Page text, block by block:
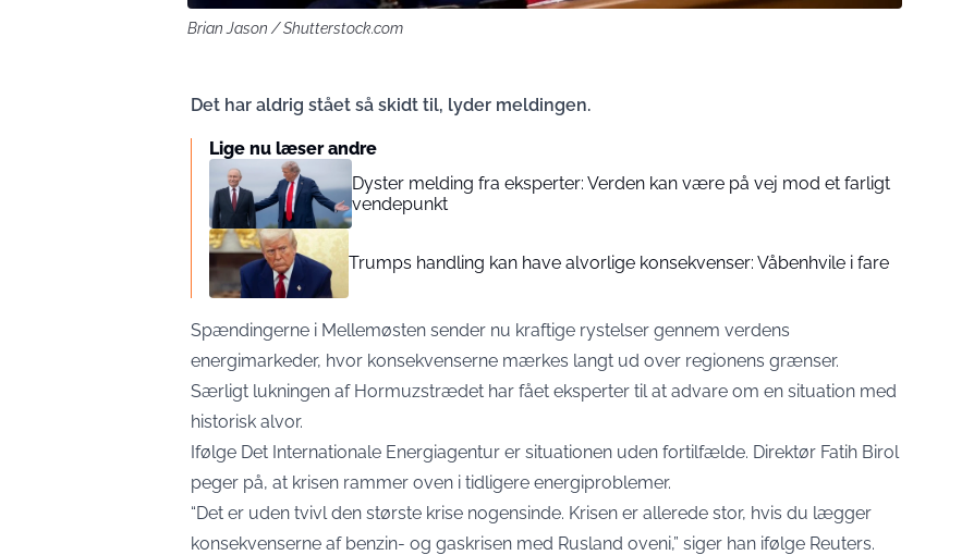
Brian Jason / Shutterstock.com
Det har aldrig stået så skidt til, lyder meldingen.
Lige nu læser andre
Dyster melding fra eksperter: Verden kan være på vej mod et farligt
vendepunkt
Trumps handling kan have alvorlige konsekvenser: Våbenhvile i fare
Spændingerne i Mellemøsten sender nu kraftige rystelser gennem verdens
energimarkeder, hvor konsekvenserne mærkes langt ud over regionens grænser.
Særligt lukningen af Hormuzstrædet har fået eksperter til at advare om en situation med
historisk alvor.
Ifølge Det Internationale Energiagentur er situationen uden fortilfælde. Direktør Fatih Birol
peger på, at krisen rammer oven i tidligere energiproblemer.
“Det er uden tvivl den største krise nogensinde. Krisen er allerede stor, hvis du lægger
konsekvenserne af benzin- og gaskrisen med Rusland oveni,” siger han ifølge Reuters.